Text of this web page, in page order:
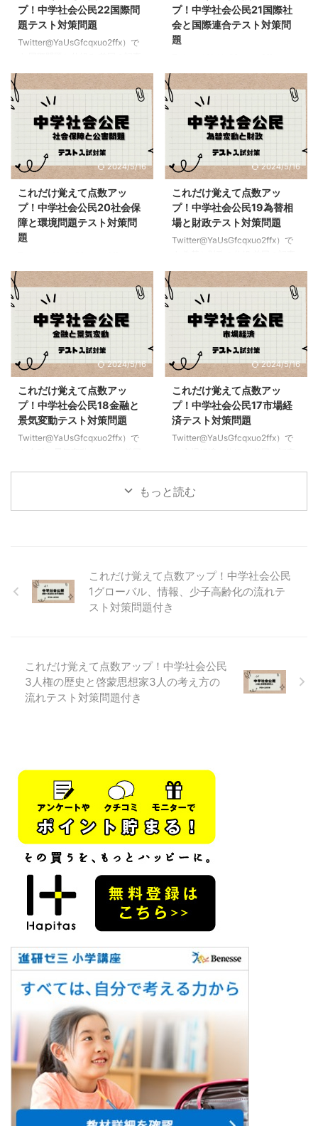
プ！中学社会公民22国際問
題テスト対策問題
Twitter@YaUsGfcqxuo2ffx）で
はこちらこれだけ覚えて点数アッ
プ！中学社会公民21国際社会と国
際連合テスト対策問題 中学校の
社会公民のスタートは歴史の終わ
りの部分と少し被るのでチェック
しておこうまずは言葉を覚えるこ
とそして「どんな内容のものか」
かなどが問題に出されるのでリン
クさせていこう 国際問題につい
て 地球の抱える問題→今地球で
は環境破壊に関する問題がたくさ
んあるので見ていこう 地球温暖
化→石油や石炭をたくさん使うよ
が増加 ...
プ！中学社会公民21国際社
会と国際連合テスト対策問
題
す 国際社会と国際連合の仕組み
前回の記事はこちらこれだけ覚え
て点数アップ！中学社会公民20
社会保障と環境問題テスト対策問
題 中学校の社会公民のスタート
は歴史の終わりの部分と少し被る
のでチェックしておこうまずは言
葉を覚えることそして「どんな内
容のものか」かなどが問題に出さ
れるのでリンクさせていこう 国
家と国際社会について 国家→国
家として成り立つためには条件が
あるのでみていこう→国民・領
っているよ 領域→領域も3つのも
ので作ら ...
2024/5/16
これだけ覚えて点数アッ
プ！中学社会公民20社会保
障と環境問題テスト対策問
題
す 社会保障と環境問題の仕組み
前回の記事はこちらこれだけ覚え
て点数アップ！中学社会公民19為
替相場と財政テスト対策問題 中
学校の社会公民のスタートは歴史
の終わりの部分と少し被るのでチ
ェックしておこうまずは言葉を覚
えることそして「どんな内容のも
のか」かなどが問題に出されるの
でリンクさせていこう 様々な社
会保障 社会保障→生活が苦しく
なった時に個人に変わって国が生
活の保障をしてくれる制度のこと
2024/5/16
これだけ覚えて点数アッ
プ！中学社会公民19為替相
場と財政テスト対策問題
Twitter@YaUsGfcqxuo2ffx）で
はこちらこれだけ覚えて点数アッ
プ！中学社会公民18金融と景気変
動テスト対策問題 中学校の社会
公民のスタートは歴史の終わりの
部分と少し被るのでチェックして
おこうまずは言葉を覚えることそ
して「どんな内容のものか」かな
どが問題に出されるのでリンクさ
せていこう 為替価格と変動 為替
相場→国によって異なる通貨と通
貨の交換比率のことだよ＝基本的
にはアメリカのお金ドルとの交換
になるよ 円高・ドル安→外国の
2024/5/16
これだけ覚えて点数アッ
プ！中学社会公民18金融と
景気変動テスト対策問題
Twitter@YaUsGfcqxuo2ffx）で
済テスト対策問題 中学校の社会
公民のスタートは歴史の終わりの
せていこう 金融と銀行 金融→資
金が不足している人と資金に余裕
のある人との間で行われる資金の
銀 ...
2024/5/16
これだけ覚えて点数アッ
プ！中学社会公民17市場経
済テスト対策問題
Twitter@YaUsGfcqxuo2ffx）で
の関係テスト対策問題 中学校の
社会公民のスタートは歴史の終わ
クさせていこう 市場経済需要と
供給について 市場経済→商品が
語だけ覚 ...
もっと読む
これだけ覚えて点数アップ！中学社会公民
1グローバル、情報、少子高齢化の流れテ
スト対策問題付き
これだけ覚えて点数アップ！中学社会公民
3人権の歴史と啓蒙思想家3人の考え方の
流れテスト対策問題付き